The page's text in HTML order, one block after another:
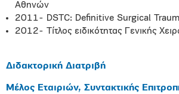
Αθηνών
2011- DSTC: Definitive Surgical
2012- Τίτλος ειδικότητας Γενικής
Διδακτορική Διατριβή
Μέλος Εταιριών, Συντακτικής